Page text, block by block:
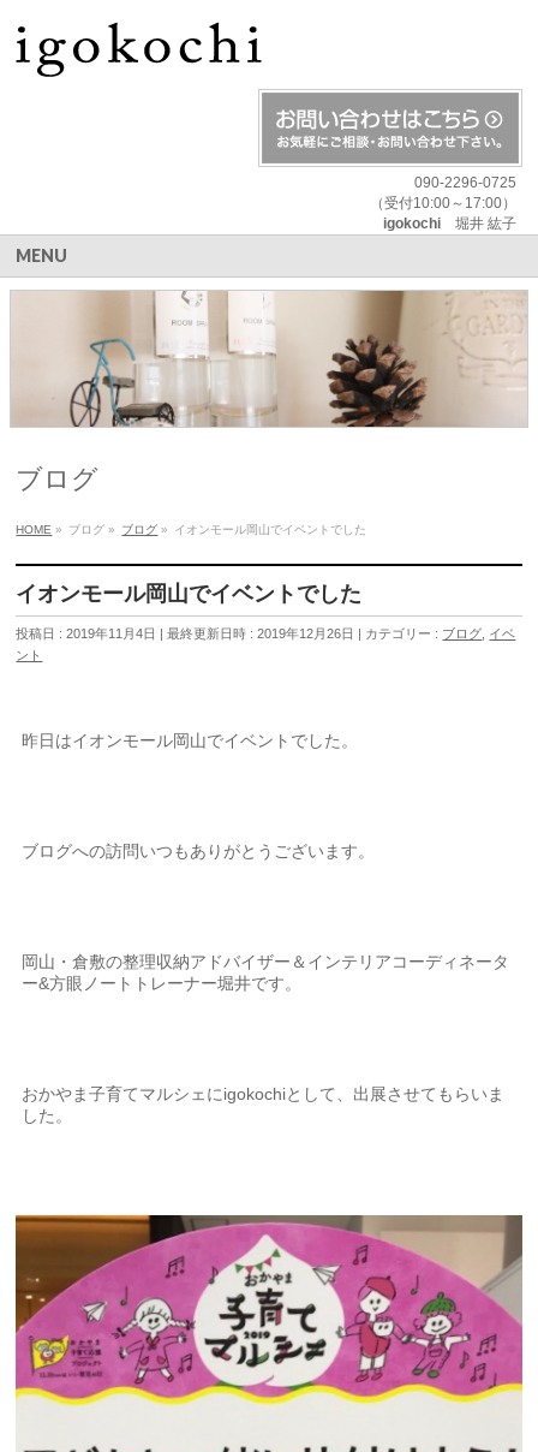
090-2296-0725
（受付10:00～17:00）
igokochi堀井 紘子
MENU
ブログ
HOME » ブログ » ブログ » イオンモール岡山でイベントでした
イオンモール岡山でイベントでした
投稿日 : 2019年11月4日 最終更新日時 : 2019年12月26日 カテゴリー : ブログ イベ
ント
昨日はイオンモール岡山でイベントでした。
ブログへの訪問いつもありがとうございます。
岡山・倉敷の整理収納アドバイザー＆インテリアコーディネータ
ー&方眼ノートトレーナー堀井です。
おかやま子育てマルシェにigokochiとして、出展させてもらいま
した。